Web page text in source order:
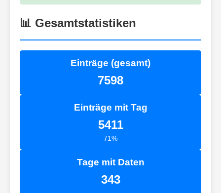
📊 Gesamtstatistiken
Einträge (gesamt)
7598
Einträge mit Tag
5411
71%
Tage mit Daten
343